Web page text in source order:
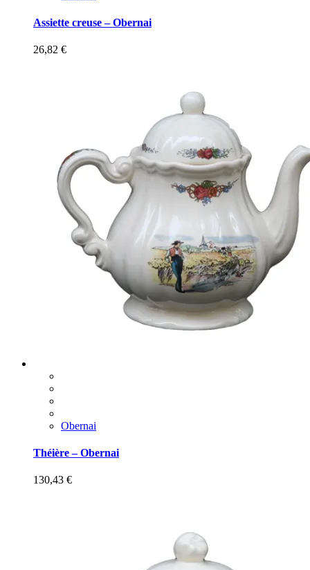
Assiette creuse – Obernai
26,82 €
Obernai
Théière – Obernai
130,43 €